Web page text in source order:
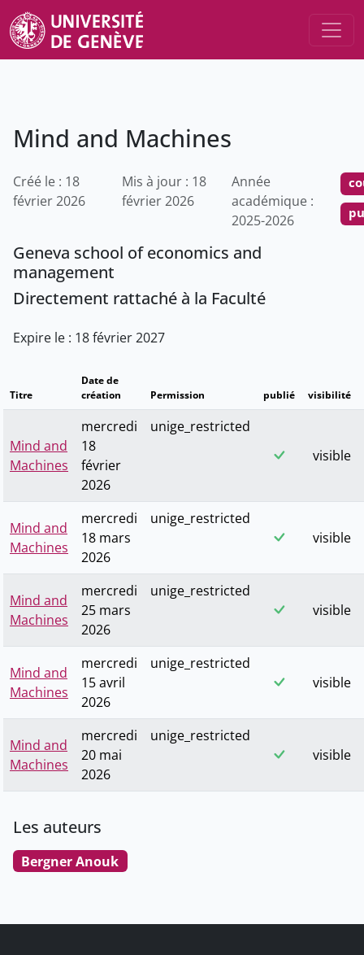
Mind and Machines
Créé le : 18
février 2026
Mis à jour : 18
février 2026
Année
académique :
2025-2026
Geneva school of economics and
management
Directement rattaché à la Faculté
Expire le : 18 février 2027
Titre
Date de
création
Permission publié visibilité
Mind and
Machines
mercredi
18
février
2026
unige_restricted
visible
Mind and
Machines
mercredi
18 mars
2026
unige_restricted
visible
Mind and
Machines
mercredi
25 mars
2026
unige_restricted
visible
Mind and
Machines
mercredi
15 avril
2026
unige_restricted
visible
Mind and
Machines
mercredi
20 mai
2026
unige_restricted
visible
Les auteurs
Bergner Anouk